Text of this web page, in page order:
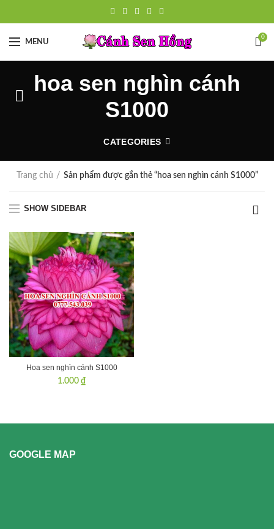
MENU
0
hoa sen nghìn cánh
S1000
CATEGORIES
Trang chủ Sản phẩm được gắn thẻ “hoa sen nghìn cánh S1000”
SHOW SIDEBAR
Hoa sen nghìn cánh S1000
1.000 ₫
GOOGLE MAP